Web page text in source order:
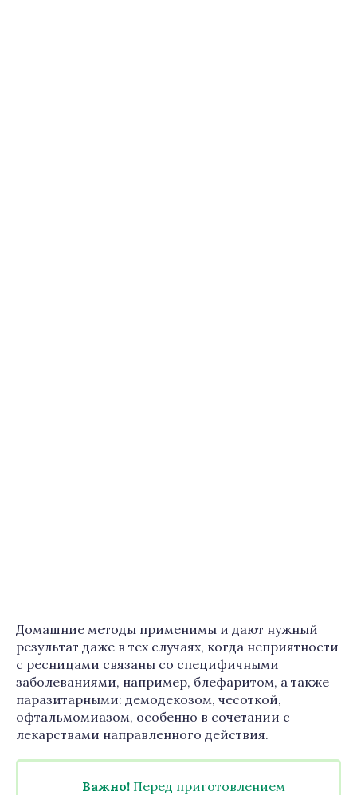
Домашние методы применимы и дают нужный
результат даже в тех случаях, когда неприятности
с ресницами связаны со специфичными
заболеваниями, например, блефаритом, а также
паразитарными: демодекозом, чесоткой,
офтальмомиазом, особенно в сочетании с
лекарствами направленного действия.
Важно! Перед приготовлением